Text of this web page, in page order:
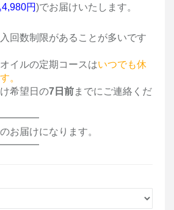
円)でお届けいたします。
回数制限があることが多いです
イルの定期コースはいつでも休
。
希望日の7 日 前までにご連絡くだ
お届けになります。